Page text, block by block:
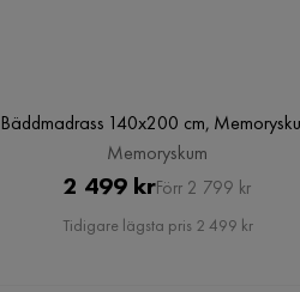
Bäddmadrass 140x200 cm,
Memoryskum
Pris
2 499 krOriginal
Pris
Förr 2 799 kr
Tidigare lägsta pris 2 499 kr